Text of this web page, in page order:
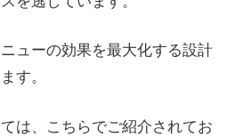
ューの効果を最大化する設計
す。
は、こちらでご紹介されてお